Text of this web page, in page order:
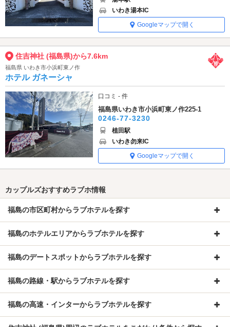
いわき湯本IC
Googleマップで開く
住吉神社 (福島県)から7.6km
福島県 いわき市小浜町東ノ作
ホテル ガネーシャ
口コミ - 件
福島県いわき市小浜町東ノ作225-1
0246-77-3230
植田駅
いわき勿来IC
Googleマップで開く
カップルズおすすめラブホ情報
福島の市区町村からラブホテルを探す
福島のホテルエリアからラブホテルを探す
福島のデートスポットからラブホテルを探す
福島の路線・駅からラブホテルを探す
福島の高速・インターからラブホテルを探す